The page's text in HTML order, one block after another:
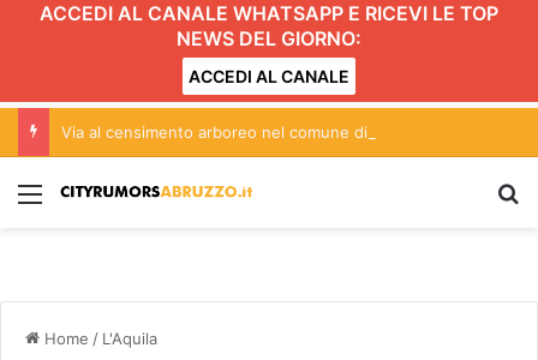
ACCEDI AL CANALE WHATSAPP E RICEVI LE TOP
NEWS DEL GIORNO:
ACCEDI AL CANALE
Via al censimento arboreo nel comune di Teramo
Menu
Home / L'Aquila